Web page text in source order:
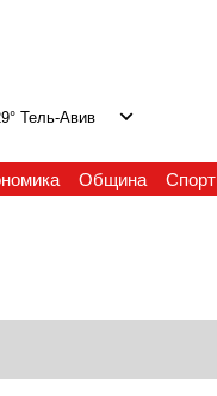
° Тель-Авив
Община Спорт